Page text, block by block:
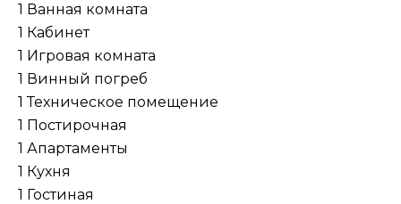
1 Ванная комната
1 Кабинет
1 Игровая комната
1 Винный погреб
1 Техническое помещение
1 Постирочная
1 Апартаменты
1 Кухня
1 Гостиная